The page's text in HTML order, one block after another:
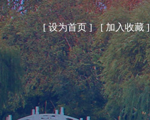
[设为首页] [加入收藏]